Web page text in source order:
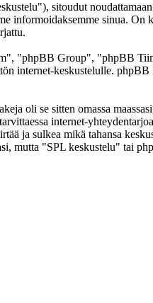
sitoudut
informoidaksemme sinua. On
"phpBB Group", "phpBB
internet-keskustelulle.
oli se sitten omassa
internet-
ja sulkea mikä tahansa
mutta "SPL keskustelu" tai